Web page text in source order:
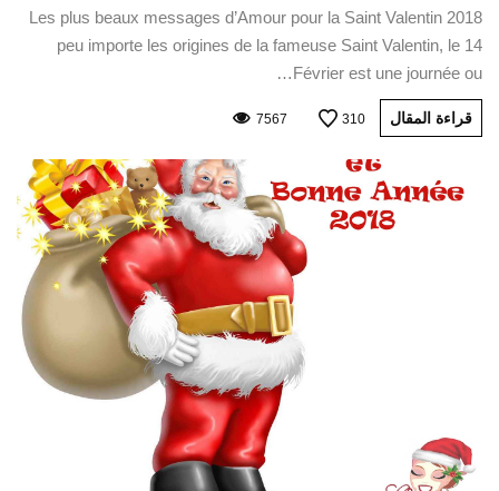
Les plus beaux messages d’Amour pour la Saint Valentin 2018
peu importe les origines de la fameuse Saint Valentin, le 14
Février est une journée ou…
قراءة المقال 310
7567